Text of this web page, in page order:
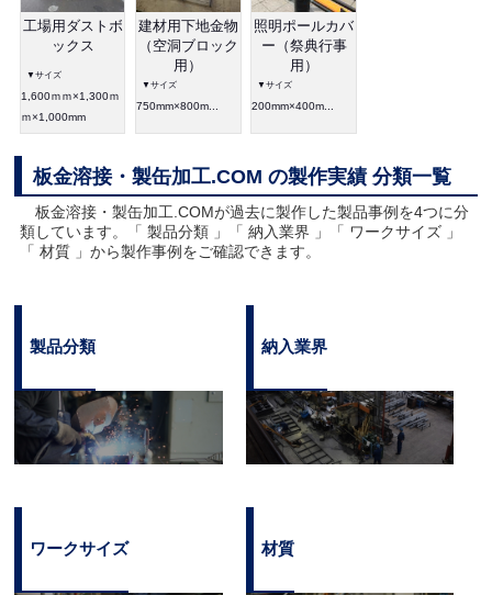
工場用ダストボ
ックス
▼サイズ
1,600ｍｍ×1,300ｍ
ｍ×1,000mm
建材用下地金物
（空洞ブロック
用）
▼サイズ
750mm×800m...
照明ポールカバ
ー（祭典行事
用）
▼サイズ
200mm×400m...
板金溶接・製缶加工.COM の製作実績 分類一覧
板金溶接・製缶加工.COMが過去に製作した製品事例を4つに分
類しています。「 製品分類 」「 納入業界 」「 ワークサイズ 」
「 材質 」から製作事例をご確認できます。
製品分類 納入業界
ワークサイズ 材質